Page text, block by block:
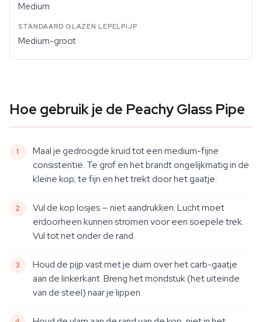
Medium
Medium-groot
Hoe gebruik je de Peachy Glass Pipe
Maal je gedroogde kruid tot een medium-fijne
consistentie. Te grof en het brandt ongelijkmatig in de
kleine kop; te fijn en het trekt door het gaatje.
Vul de kop losjes — niet aandrukken. Lucht moet
erdoorheen kunnen stromen voor een soepele trek.
Vul tot net onder de rand.
Houd de pijp vast met je duim over het carb-gaatje
aan de linkerkant. Breng het mondstuk (het uiteinde
van de steel) naar je lippen.